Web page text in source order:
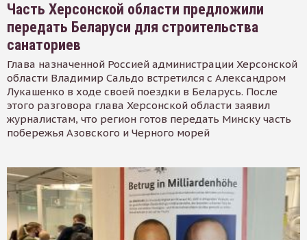
Часть Херсонской области предложили
передать Беларуси для строительства
санаториев
Глава назначенной Россией администрации Херсонской
области Владимир Сальдо встретился с Александром
Лукашенко в ходе своей поездки в Беларусь. После
этого разговора глава Херсонской области заявил
журналистам, что регион готов передать Минску часть
побережья Азовского и Черного морей